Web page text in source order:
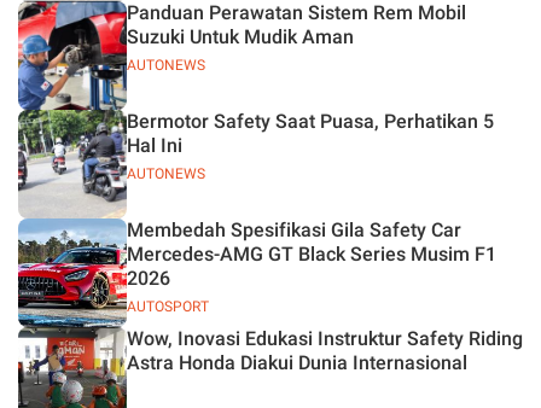
AUTONEWS
Panduan Perawatan Sistem Rem Mobil
Suzuki Untuk Mudik Aman
AUTONEWS
Bermotor Safety Saat Puasa, Perhatikan 5
Hal Ini
AUTOSPORT
Membedah Spesifikasi Gila Safety Car
Mercedes-AMG GT Black Series Musim F1
2026
Wow, Inovasi Edukasi Instruktur Safety Riding
Astra Honda Diakui Dunia Internasional